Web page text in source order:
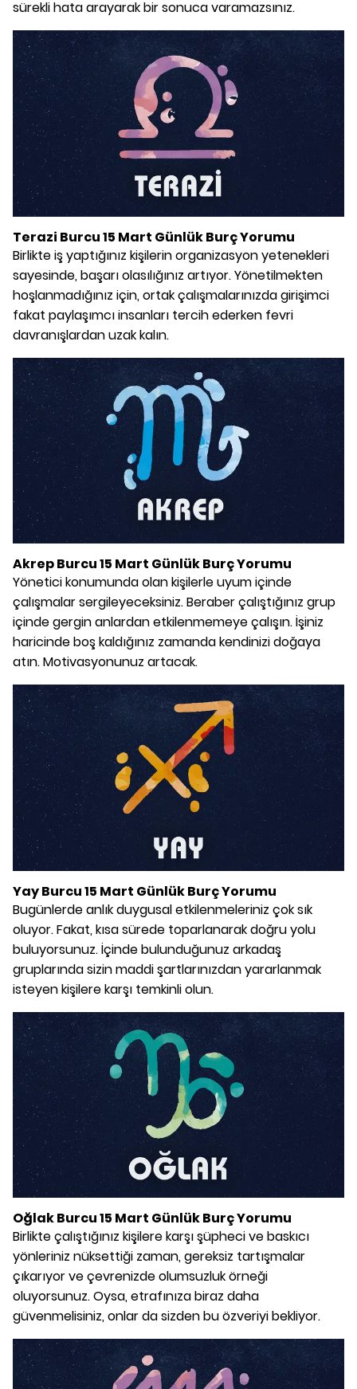
sürekli hata arayarak bir sonuca varamazsınız.
Terazi Burcu 15 Mart Günlük Burç Yorumu
Birlikte iş yaptığınız kişilerin organizasyon yetenekleri
sayesinde, başarı olasılığınız artıyor. Yönetilmekten
hoşlanmadığınız için, ortak çalışmalarınızda girişimci
fakat paylaşımcı insanları tercih ederken fevri
davranışlardan uzak kalın.
Akrep Burcu 15 Mart Günlük Burç Yorumu
Yönetici konumunda olan kişilerle uyum içinde
çalışmalar sergileyeceksiniz. Beraber çalıştığınız grup
içinde gergin anlardan etkilenmemeye çalışın. İşiniz
haricinde boş kaldığınız zamanda kendinizi doğaya
atın. Motivasyonunuz artacak.
Yay Burcu 15 Mart Günlük Burç Yorumu
Bugünlerde anlık duygusal etkilenmeleriniz çok sık
oluyor. Fakat, kısa sürede toparlanarak doğru yolu
buluyorsunuz. İçinde bulunduğunuz arkadaş
gruplarında sizin maddi şartlarınızdan yararlanmak
isteyen kişilere karşı temkinli olun.
Oğlak Burcu 15 Mart Günlük Burç Yorumu
Birlikte çalıştığınız kişilere karşı şüpheci ve baskıcı
yönleriniz nüksettiği zaman, gereksiz tartışmalar
çıkarıyor ve çevrenizde olumsuzluk örneği
oluyorsunuz. Oysa, etrafınıza biraz daha
güvenmelisiniz, onlar da sizden bu özveriyi bekliyor.